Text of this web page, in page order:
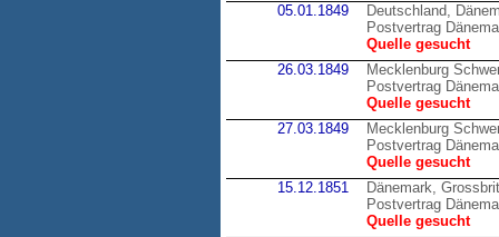
05.01.1849
Deutschland,
Postvertrag
Quelle gesucht
26.03.1849
Mecklenburg
Postvertrag
Quelle gesucht
27.03.1849
Mecklenburg
Postvertrag
Quelle gesucht
15.12.1851
Dänemark,
Postvertrag
Quelle gesucht